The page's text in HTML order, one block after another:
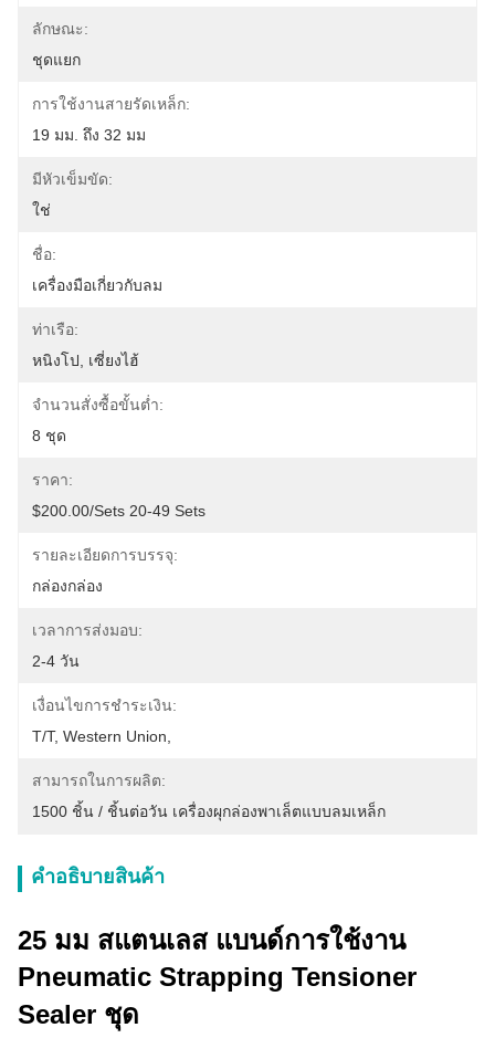
ลักษณะ:
ชุดแยก
การใช้งานสายรัดเหล็ก:
19 มม. ถึง 32 มม
มีหัวเข็มขัด:
ใช่
ชื่อ:
เครื่องมือเกี่ยวกับลม
ท่าเรือ:
หนิงโป, เซี่ยงไฮ้
จำนวนสั่งซื้อขั้นต่ำ:
8 ชุด
ราคา:
$200.00/sets 20-49 Sets
รายละเอียดการบรรจุ:
กล่องกล่อง
เวลาการส่งมอบ:
2-4 วัน
เงื่อนไขการชำระเงิน:
T/T, Western Union,
สามารถในการผลิต:
1500 ชิ้น / ชิ้นต่อวัน เครื่องผุกล่องพาเล็ตแบบลมเหล็ก
คําอธิบายสินค้า
25 มม สแตนเลส แบนด์การใช้งาน
Pneumatic Strapping Tensioner
Sealer ชุด